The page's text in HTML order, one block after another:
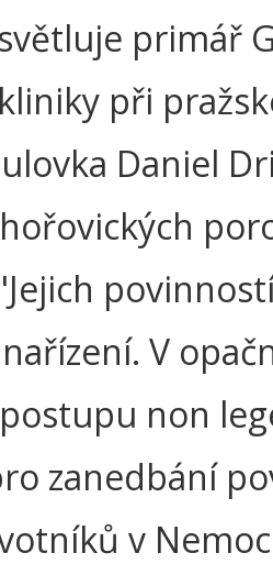
primář
při
Daniel
V
non
zanedbání
v